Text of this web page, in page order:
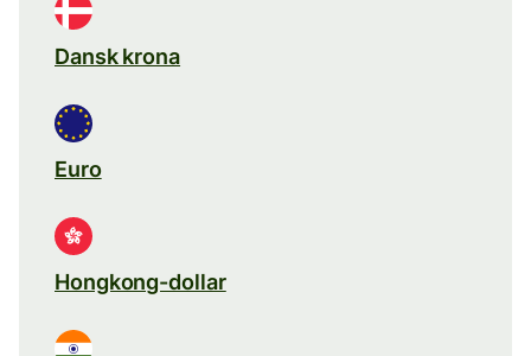
Dansk krona
Euro
Hongkong-dollar